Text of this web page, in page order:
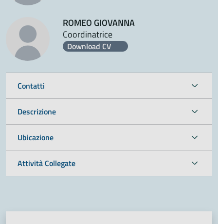
ROMEO GIOVANNA
Coordinatrice
Download CV
Contatti
Descrizione
Ubicazione
Attività Collegate